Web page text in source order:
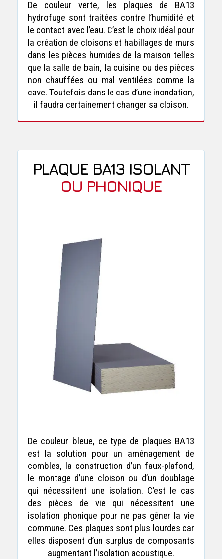
De couleur verte, les plaques de BA13
hydrofuge sont traitées contre l’humidité et
le contact avec l’eau. C’est le choix idéal pour
la création de cloisons et habillages de murs
dans les pièces humides de la maison telles
que la salle de bain, la cuisine ou des pièces
non chauffées ou mal ventilées comme la
cave. Toutefois dans le cas d’une inondation,
il faudra certainement changer sa cloison.
PLAQUE BA13 ISOLANT
OU PHONIQUE
De couleur bleue, ce type de plaques BA13
est la solution pour un aménagement de
combles, la construction d’un faux-plafond,
le montage d’une cloison ou d’un doublage
qui nécessitent une isolation. C’est le cas
des pièces de vie qui nécessitent une
isolation phonique pour ne pas gêner la vie
commune. Ces plaques sont plus lourdes car
elles disposent d’un surplus de composants
augmentant l’isolation acoustique.